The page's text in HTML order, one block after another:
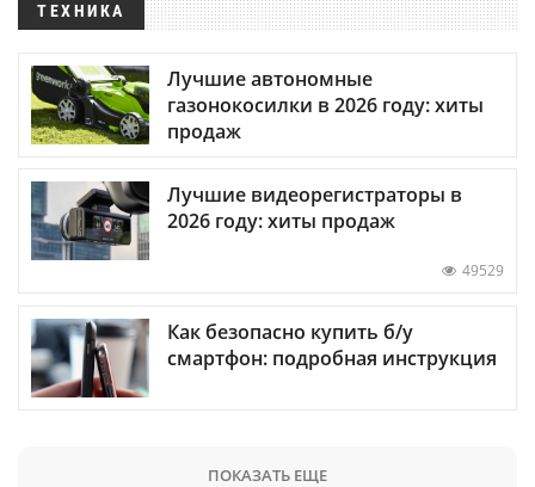
ТЕХНИКА
Лучшие автономные
газонокосилки в 2026 году: хиты
продаж
Лучшие видеорегистраторы в
2026 году: хиты продаж
49529
Как безопасно купить б/у
смартфон: подробная инструкция
ПОКАЗАТЬ ЕЩЕ